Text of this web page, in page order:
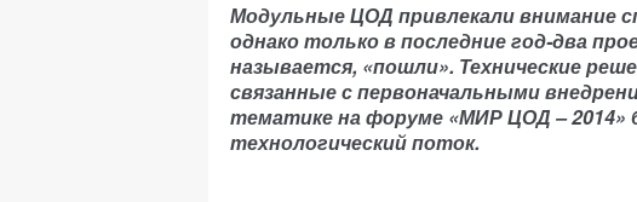
Модульные ЦОД привлекали внимание
однако только в последние год-два
называется, «пошли». Технические
связанныес первоначальными
тематике на форуме «МИР ЦОД – 2014»
технологический поток.